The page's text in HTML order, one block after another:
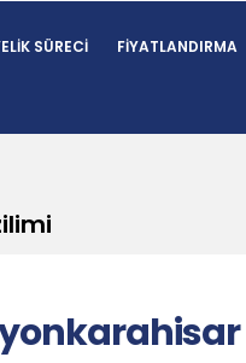
SÜRECI FIYATLANDIRMA